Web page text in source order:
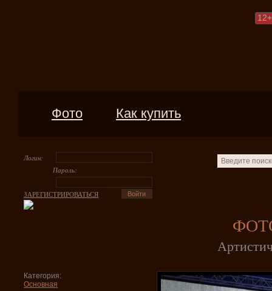
12+
Фото Как купить
Логин:
Пароль:
ЗАРЕГИСТРИРОВАТЬСЯ
Категория:
Основная